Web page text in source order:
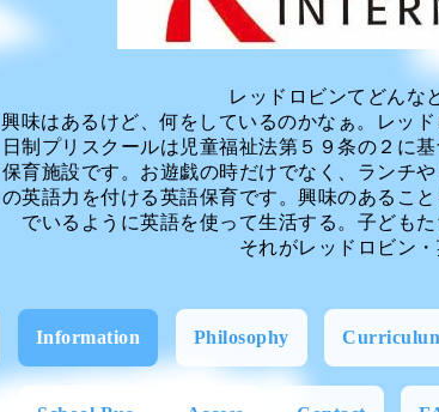
レッドロビンてどんな
興味はあるけど、何をしているのかなぁ。レッ
日制プリスクールは児童福祉法第５９条の２に
保育施設です。お遊戯の時だけでなく、ランチ
の英語力を付ける英語保育です。興味のあるこ
でいるように英語を使って生活する。子ども
それがレッドロビン・
Information Philosophy